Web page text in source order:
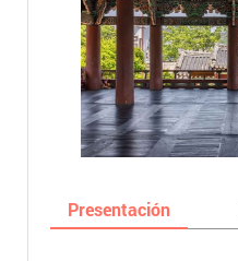
Presentación